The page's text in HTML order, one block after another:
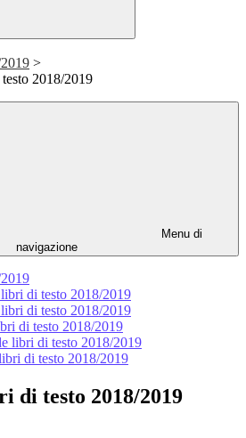
>
2018/2019
Menu di
navigazione
di testo 2018/2019
di testo 2018/2019
di testo 2018/2019
libri di testo 2018/2019
di testo 2018/2019
di testo 2018/2019